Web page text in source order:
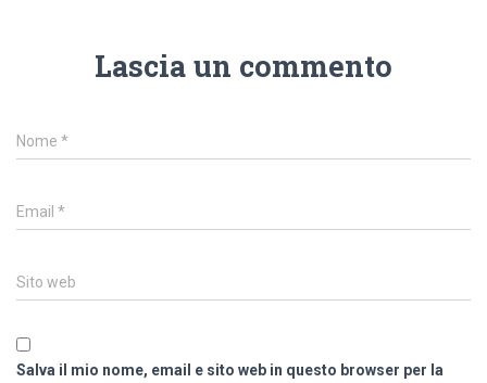
Lascia un commento
Nome *
Email *
Sito web
Salva il mio nome, email e sito web in questo browser per la